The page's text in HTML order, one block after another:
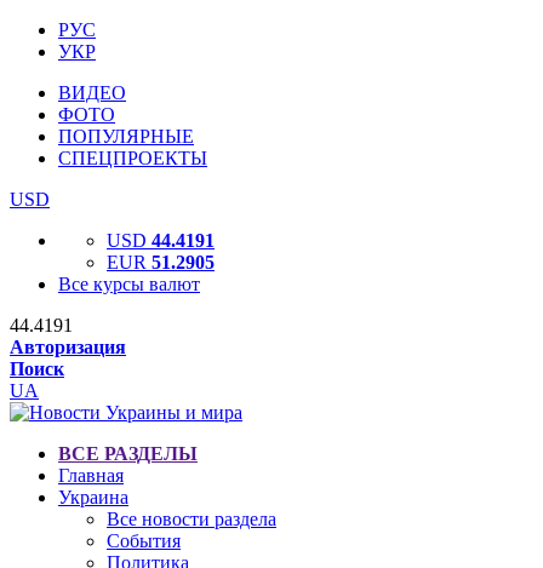
РУС
УКР
ВИДЕО
ФОТО
ПОПУЛЯРНЫЕ
СПЕЦПРОЕКТЫ
USD
USD 44.4191
EUR 51.2905
Все курсы валют
44.4191
Авторизация
Поиск
UA
ВСЕ РАЗДЕЛЫ
Главная
Украина
Все новости раздела
События
Политика